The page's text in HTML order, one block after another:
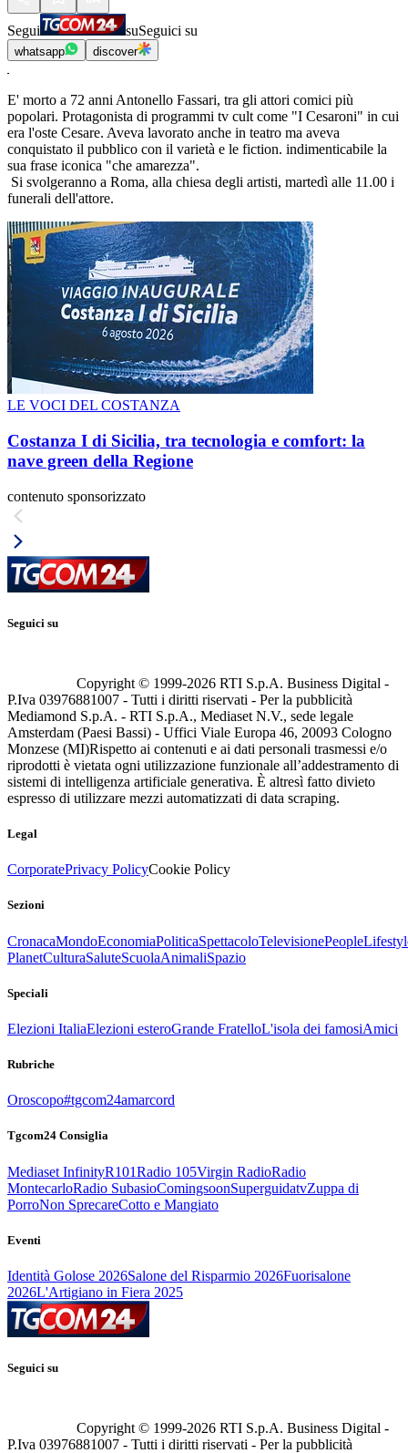
Segui suSeguici su
whatsapp discover
E' morto a 72 anni Antonello Fassari, tra gli attori comici più
popolari. Protagonista di programmi tv cult come "I Cesaroni" in cui
era l'oste Cesare. Aveva lavorato anche in teatro ma aveva
conquistato il pubblico con il varietà e le fiction. indimenticabile la
sua frase iconica "che amarezza".
Si svolgeranno a Roma, alla chiesa degli artisti, martedì alle 11.00 i
funerali dell'attore.
LE VOCI DEL COSTANZA
Costanza I di Sicilia, tra tecnologia e comfort: la
nave green della Regione
contenuto sponsorizzato
Seguici su
Copyright © 1999-2026 RTI S.p.A. Business Digital -
P.Iva 03976881007 - Tutti i diritti riservati - Per la pubblicità
Mediamond S.p.A. - RTI S.p.A., Mediaset N.V., sede legale
Amsterdam (Paesi Bassi) - Uffici Viale Europa 46, 20093 Cologno
Monzese (MI)Rispetto ai contenuti e ai dati personali trasmessi e/o
riprodotti è vietata ogni utilizzazione funzionale all’addestramento di
sistemi di intelligenza artificiale generativa. È altresì fatto divieto
espresso di utilizzare mezzi automatizzati di data scraping.
Legal
CorporatePrivacy PolicyCookie Policy
Sezioni
CronacaMondoEconomiaPoliticaSpettacoloTelevisionePeople
PlanetCulturaSaluteScuolaAnimaliSpazio
Speciali
Elezioni ItaliaElezioni esteroGrande FratelloL'isola dei famosiAmici
Rubriche
Oroscopo#tgcom24amarcord
Tgcom24 Consiglia
Mediaset InfinityR101Radio 105Virgin RadioRadio
MontecarloRadio SubasioComingsoonSuperguidatvZuppa di
PorroNon SprecareCotto e Mangiato
Eventi
Identità Golose 2026Salone del Risparmio 2026Fuorisalone
2026L'Artigiano in Fiera 2025
Seguici su
Copyright © 1999-2026 RTI S.p.A. Business Digital -
P.Iva 03976881007 - Tutti i diritti riservati - Per la pubblicità